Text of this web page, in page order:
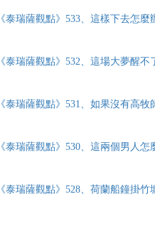
《泰瑞薩觀點》533、這樣下去怎
《泰瑞薩觀點》532、這場大夢醒不
《泰瑞薩觀點》531、如果沒有高
《泰瑞薩觀點》530、這兩個男人怎
《泰瑞薩觀點》528、荷蘭船鐘掛竹